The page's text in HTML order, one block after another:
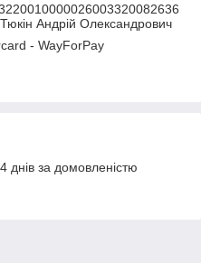
Андрій Олександрович
- WayForPay
днів за домовленістю